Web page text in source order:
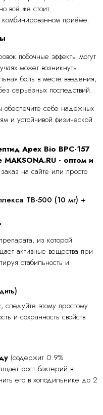
всё же стоит
комбинированном приёме.
побочные эффекты могут
может возникнуть
боль в месте введения,
серьёзных последствий.
себе надежных
и устойчивой физической
Apex Bio BPC-157
- оптом и
на сайте или просто
TB-500 (10 мг) +
из которой
активные вещества при
стабильность и
следуйте этому простому
и сохранность свойств
(содержит 0.9%
рост бактерий в
его в холодильнике до 2